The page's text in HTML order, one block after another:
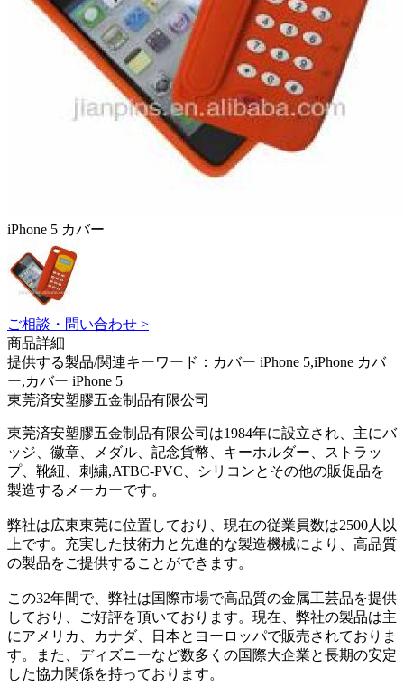
iPhone 5 カバー
ご相談・問い合わせ >
商品詳細
提供する製品/関連キーワード：カバー iPhone 5,iPhone カバ
ー,カバー iPhone 5
東莞済安塑膠五金制品有限公司
東莞済安塑膠五金制品有限公司は1984年に設立され、主にバ
ッジ、徽章、メダル、記念貨幣、キーホルダー、ストラッ
プ、靴紐、刺繍,ATBC-PVC、シリコンとその他の販促品を
製造するメーカーです。
弊社は広東東莞に位置しており、現在の従業員数は2500人以
上です。充実した技術力と先進的な製造機械により、高品質
の製品をご提供することができます。
この32年間で、弊社は国際市場で高品質の金属工芸品を提供
しており、ご好評を頂いております。現在、弊社の製品は主
にアメリカ、カナダ、日本とヨーロッパで販売されておりま
す。また、ディズニーなど数多くの国際大企業と長期の安定
した協力関係を持っております。